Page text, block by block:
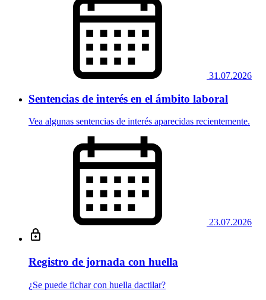
31.07.2026
Sentencias de interés en el ámbito laboral
Vea algunas sentencias de interés aparecidas recientemente.
23.07.2026
Registro de jornada con huella
¿Se puede fichar con huella dactilar?